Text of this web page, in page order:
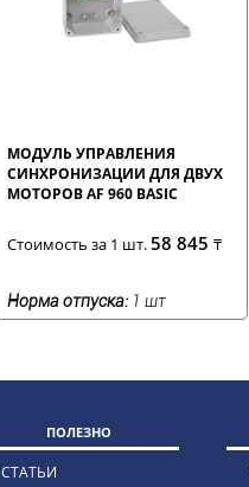
МОДУЛЬ УПРАВЛЕНИЯ
СИНХРОНИЗАЦИИ ДЛЯ ДВУХ
МОТОРОВ AF 960 BASIC
Стоимость за 1 шт.58 845 ₸
Норма отпуска:1 шт
ПОЛЕЗНО
СТАТЬИ